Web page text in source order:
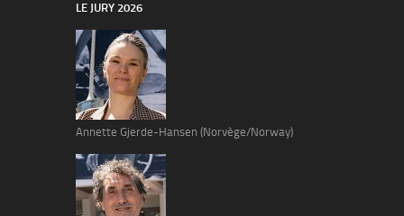
LE JURY 2026
Annette Gjerde-Hansen (Norvège/Norway)